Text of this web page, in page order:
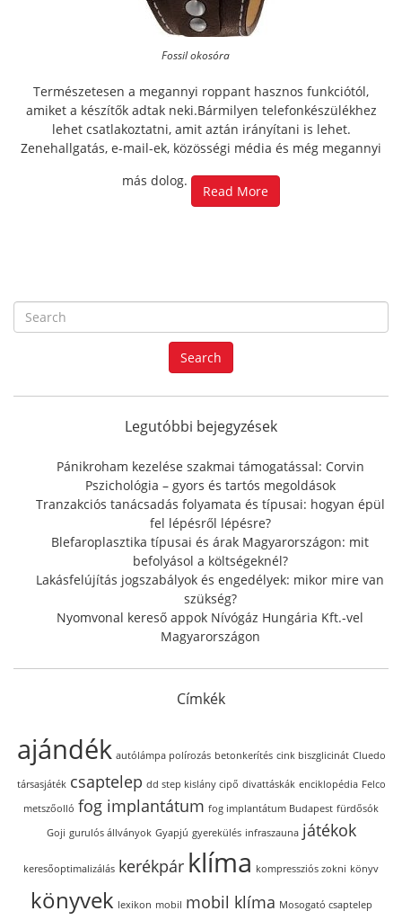
Fossil okosóra
Természetesen a megannyi roppant hasznos funkciótól,
amiket a készítők adtak neki.Bármilyen telefonkészülékhez
lehet csatlakoztatni, amit aztán irányítani is lehet.
Zenehallgatás, e-mail-ek, közösségi média és még megannyi
más dolog.
Read More
e
a
r
f
r
:
Search
Legutóbbi bejegyzések
Pánikroham kezelése szakmai támogatással: Corvin
Pszichológia – gyors és tartós megoldások
Tranzakciós tanácsadás folyamata és típusai: hogyan épül
fel lépésről lépésre?
Blefaroplasztika típusai és árak Magyarországon: mit
befolyásol a költségeknél?
Lakásfelújítás jogszabályok és engedélyek: mikor mire van
szükség?
Nyomvonal kereső appok Nívógáz Hungária Kft.-vel
Magyarországon
Címkék
ajándék autólámpa polírozás betonkerítés cink biszglicinát Cluedo
társasjáték csaptelep dd step kislány cipő divattáskák enciklopédia Felco
metszőolló fog implantátum fog implantátum Budapest fürdősók
Goji gurulós állványok Gyapjú gyerekülés infraszauna játékok
keresőoptimalizálás kerékpár klíma kompressziós zokni könyv
könyvek lexikon mobil mobil klíma Mosogató csaptelep